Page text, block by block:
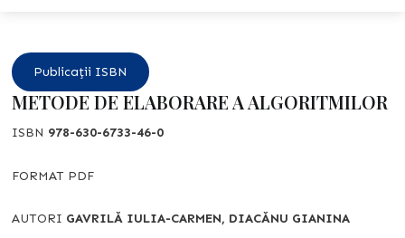
Publicații ISBN
METODE DE ELABORARE A ALGORITMILOR
ISBN 978-630-6733-46-0
FORMAT PDF
AUTORI GAVRILĂ IULIA-CARMEN, DIACĂNU GIANINA